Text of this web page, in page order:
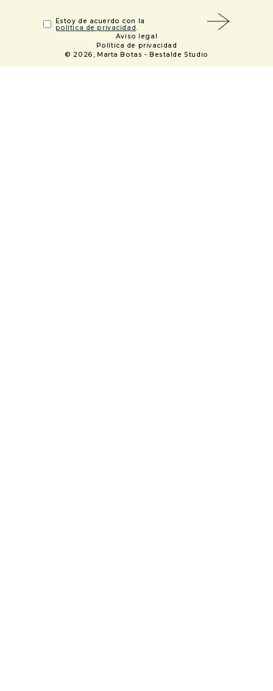
(Obligatorio)
Estoy de acuerdo con la
política de privacidad
Aviso legal
Política de privacidad
© 2026, Marta Botas - Bestalde Studio